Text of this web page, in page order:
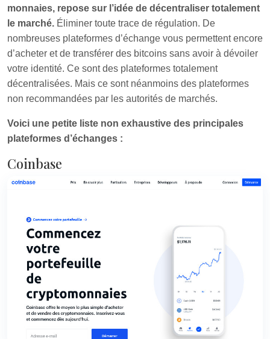
monnaies, repose sur l’idée de décentraliser totalement
le marché. Éliminer toute trace de régulation. De
nombreuses plateformes d’échange vous permettent encore
d’acheter et de transférer des bitcoins sans avoir à dévoiler
votre identité. Ce sont des plateformes totalement
décentralisées. Mais ce sont néanmoins des plateformes
non recommandées par les autorités de marchés.
Voici une petite liste non exhaustive des principales
plateformes d’échanges :
Coinbase